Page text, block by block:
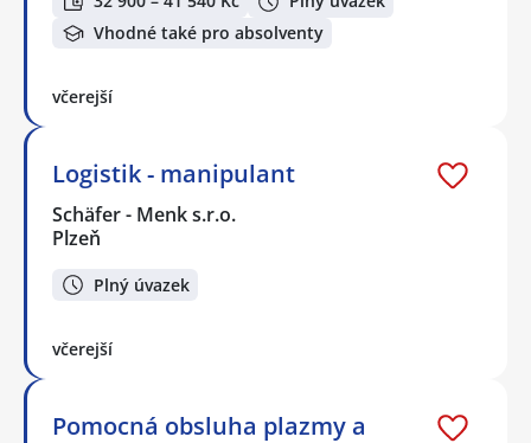
Vhodné také pro absolventy
včerejší
Logistik - manipulant
Schäfer - Menk s.r.o.
Plzeň
Plný úvazek
včerejší
Pomocná obsluha plazmy a